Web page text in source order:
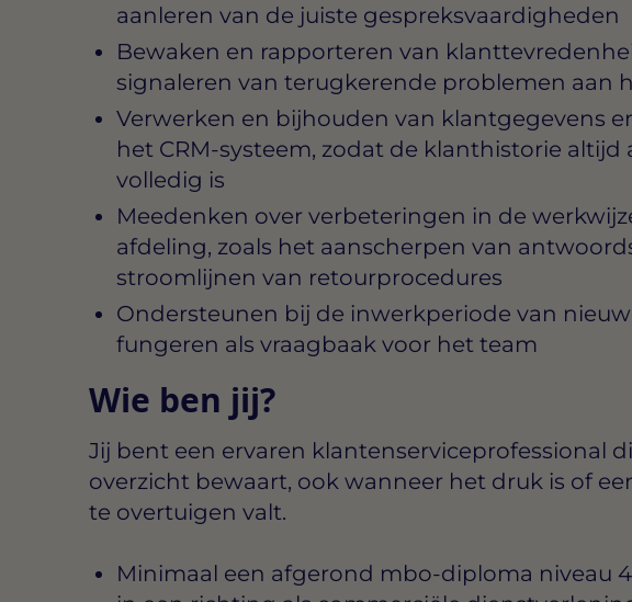
aanleren van de juiste gespreksvaardigheden
Bewaken en rapporteren van
signaleren van terugkerende problemen aan
Verwerken en bijhouden van klantgegevens
het CRM-systeem, zodat de klanthistorie altijd
volledig is
Meedenken over verbeteringen in de
afdeling, zoals het aanscherpen van
stroomlijnen van retourprocedures
Ondersteunen bij de inwerkperiode van
fungeren als vraagbaak voor het team
Wie ben jij?
Jij bent een ervaren klantenserviceprofessional
overzicht bewaart, ook wanneer het druk is of
te overtuigen valt.
Minimaal een afgerond mbo-diploma niveau